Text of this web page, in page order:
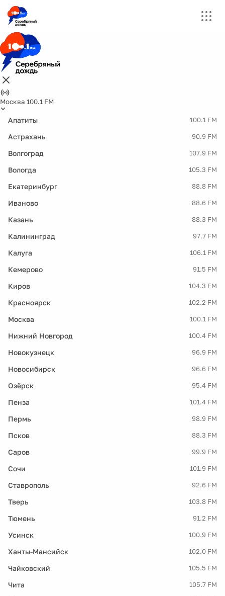
Москва 100.1 FM
Апатиты 100.1 FM
Астрахань 90.9 FM
Волгоград 107.9 FM
Вологда 105.3 FM
Екатеринбург 88.8 FM
Иваново 88.6 FM
Казань 88.3 FM
Калининград 97.7 FM
Калуга 106.1 FM
Кемерово 91.5 FM
Киров 104.3 FM
Красноярск 102.2 FM
Москва 100.1 FM
Нижний Новгород 100.4 FM
Новокузнецк 96.9 FM
Новосибирск 96.6 FM
Озёрск 95.4 FM
Пенза 101.4 FM
Пермь 98.9 FM
Псков 88.3 FM
Саров 99.9 FM
Сочи 101.9 FM
Ставрополь 92.6 FM
Тверь 103.8 FM
Тюмень 91.2 FM
Усинск 100.9 FM
Ханты-Мансийск 102.0 FM
Чайковский 105.5 FM
Чита 105.7 FM